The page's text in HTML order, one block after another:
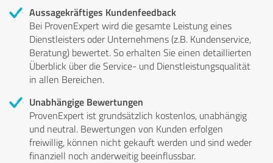
Aussagekräftiges Kundenfeedback
Bei ProvenExpert wird die gesamte Leistung eines
Dienstleisters oder Unternehmens (z.B. Kundenservice,
Beratung) bewertet. So erhalten Sie einen detaillierten
Überblick über die Service- und Dienstleistungsqualität
in allen Bereichen.
Unabhängige Bewertungen
ProvenExpert ist grundsätzlich kostenlos, unabhängig
und neutral. Bewertungen von Kunden erfolgen
freiwillig, können nicht gekauft werden und sind weder
finanziell noch anderweitig beeinflussbar.